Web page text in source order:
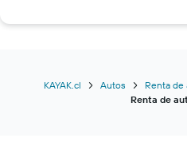
Renta de autos en Curitiba
Renta de autos en Camboriú
KAYAK.cl Autos
Renta de
Renta de